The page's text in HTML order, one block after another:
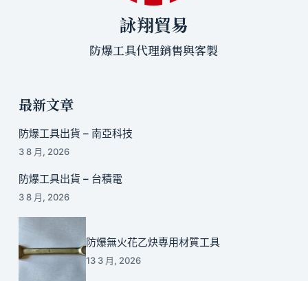
詠翔貿易
防爆工具代理銷售與客製
最新文章
防爆工具出貨 – 南亞科技
3 8 月, 2026
防爆工具出貨 – 台積電
3 8 月, 2026
防爆無火花乙炔專用材質工具
13 3 月, 2026